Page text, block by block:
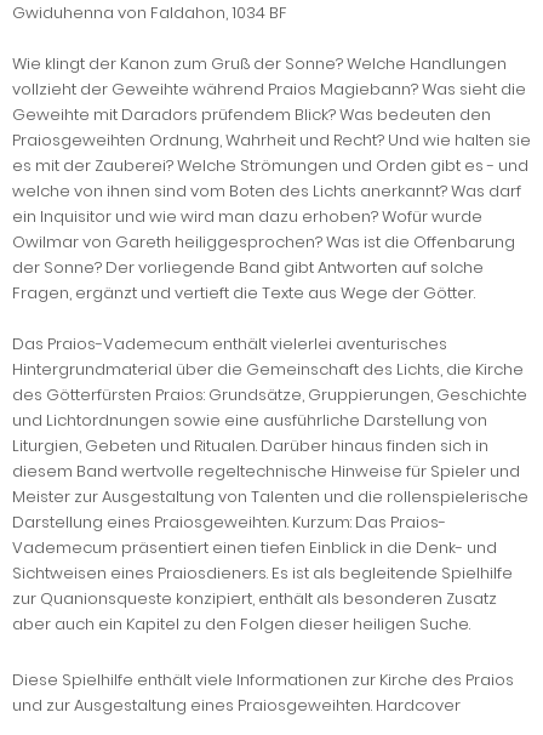
Gwiduhenna von Faldahon, 1034 BF
Wie klingt der Kanon zum Gruß der Sonne? Welche Handlungen
vollzieht der Geweihte während Praios Magiebann? Was sieht die
Geweihte mit Daradors prüfendem Blick? Was bedeuten den
Praiosgeweihten Ordnung, Wahrheit und Recht? Und wie halten sie
es mit der Zauberei? Welche Strömungen und Orden gibt es - und
welche von ihnen sind vom Boten des Lichts anerkannt? Was darf
ein Inquisitor und wie wird man dazu erhoben? Wofür wurde
Owilmar von Gareth heiliggesprochen? Was ist die Offenbarung
der Sonne? Der vorliegende Band gibt Antworten auf solche
Fragen, ergänzt und vertieft die Texte aus Wege der Götter.
Das Praios-Vademecum enthält vielerlei aventurisches
Hintergrundmaterial über die Gemeinschaft des Lichts, die Kirche
des Götterfürsten Praios: Grundsätze, Gruppierungen, Geschichte
und Lichtordnungen sowie eine ausführliche Darstellung von
Liturgien, Gebeten und Ritualen. Darüber hinaus finden sich in
diesem Band wertvolle regeltechnische Hinweise für Spieler und
Meister zur Ausgestaltung von Talenten und die rollenspielerische
Darstellung eines Praiosgeweihten. Kurzum: Das Praios-
Vademecum präsentiert einen tiefen Einblick in die Denk- und
Sichtweisen eines Praiosdieners. Es ist als begleitende Spielhilfe
zur Quanionsqueste konzipiert, enthält als besonderen Zusatz
aber auch ein Kapitel zu den Folgen dieser heiligen Suche.
Diese Spielhilfe enthält viele Informationen zur Kirche des Praios
und zur Ausgestaltung eines Praiosgeweihten. Hardcover